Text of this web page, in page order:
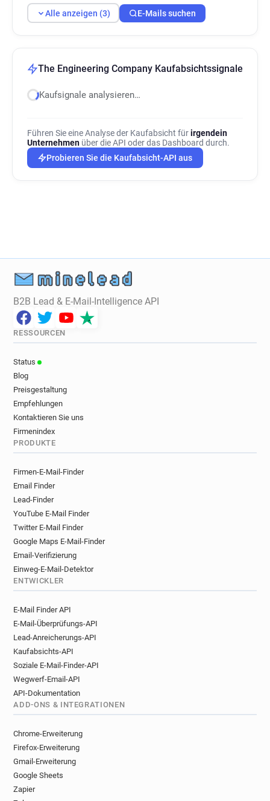
Alle anzeigen (3) E-Mails suchen
The Engineering Company Kaufabsichtssignale
Kaufsignale analysieren…
Führen Sie eine Analyse der Kaufabsicht fürirgendein
Unternehmen über die API oder das Dashboard durch.
Probieren Sie die Kaufabsicht-API aus
B2B Lead & E-Mail-Intelligence API
RESSOURCEN
Status
Blog
Preisgestaltung
Empfehlungen
Kontaktieren Sie uns
Firmenindex
PRODUKTE
Firmen-E-Mail-Finder
Email Finder
Lead-Finder
YouTube E-Mail Finder
Twitter E-Mail Finder
Google Maps E-Mail-Finder
Email-Verifizierung
Einweg-E-Mail-Detektor
ENTWICKLER
E-Mail Finder API
E-Mail-Überprüfungs-API
Lead-Anreicherungs-API
Kaufabsichts-API
Soziale E-Mail-Finder-API
Wegwerf-Email-API
API-Dokumentation
ADD-ONS & INTEGRATIONEN
Chrome-Erweiterung
Firefox-Erweiterung
Gmail-Erweiterung
Google Sheets
Zapier